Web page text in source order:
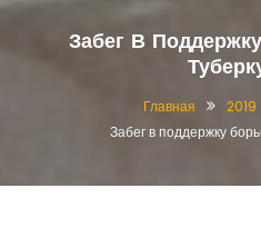
Забег В
Главная 2019
Забег в поддержку